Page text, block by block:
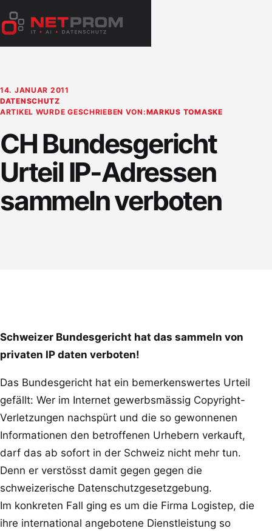
Inhalt
14. JANUAR 2011
DATENSCHUTZ
ARTIKEL WURDE GESCHRIEBEN VON:MARKUS TOMASKE
CH Bundesgericht
Urteil IP-Adressen
sammeln verboten
Schweizer Bundesgericht hat das sammeln von
privaten IP daten verboten!
Das Bundesgericht hat ein bemerkenswertes Urteil
gefällt: Wer im Internet gewerbsmässig Copyright-
Verletzungen nachspürt und die so gewonnenen
Informationen den betroffenen Urhebern verkauft,
darf das ab sofort in der Schweiz nicht mehr tun.
Denn er verstösst damit gegen gegen die
schweizerische Datenschutzgesetzgebung.
Im konkreten Fall ging es um die Firma Logistep, die
ihre international angebotene Dienstleistung so